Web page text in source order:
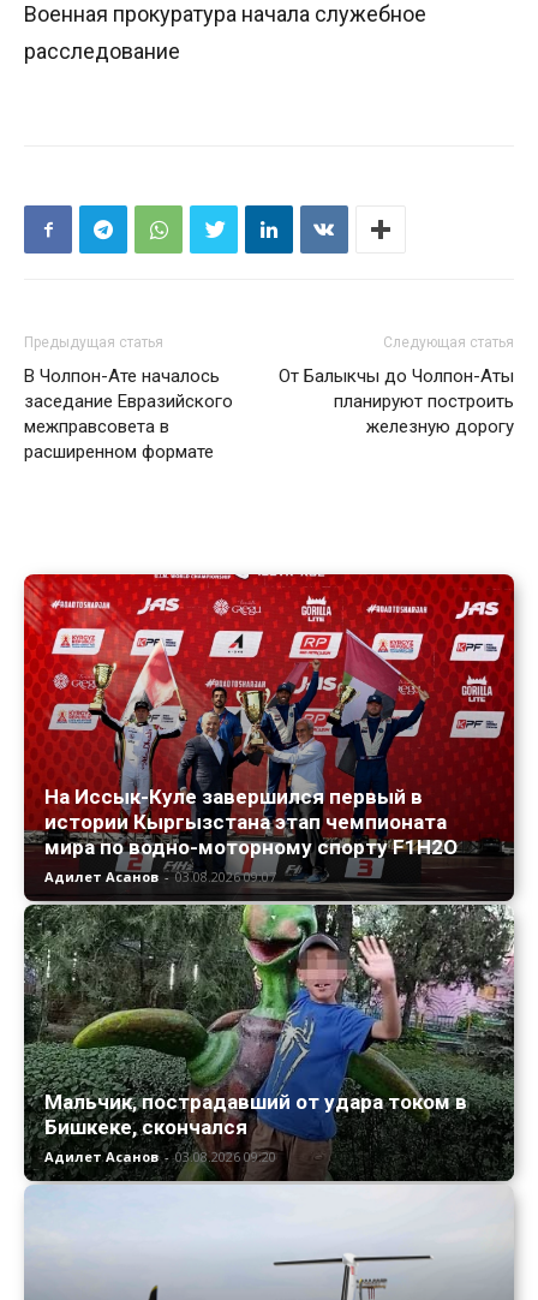
Военная прокуратура начала служебное
расследование
Предыдущая статья
В Чолпон-Ате началось
заседание Евразийского
межправсовета в
расширенном формате
Следующая статья
От Балыкчы до Чолпон-Аты
планируют построить
железную дорогу
На Иссык-Куле завершился первый в
истории Кыргызстана этап чемпионата
мира по водно-моторному спорту F1H2O
Адилет Асанов - 03.08.2026 09:07
Мальчик, пострадавший от удара током в
Бишкеке, скончался
Адилет Асанов - 03.08.2026 09:20